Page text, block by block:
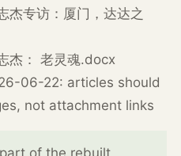
专访：厦门，达达之
杰： 老灵魂.docx
06-22: articles should
not attachment links